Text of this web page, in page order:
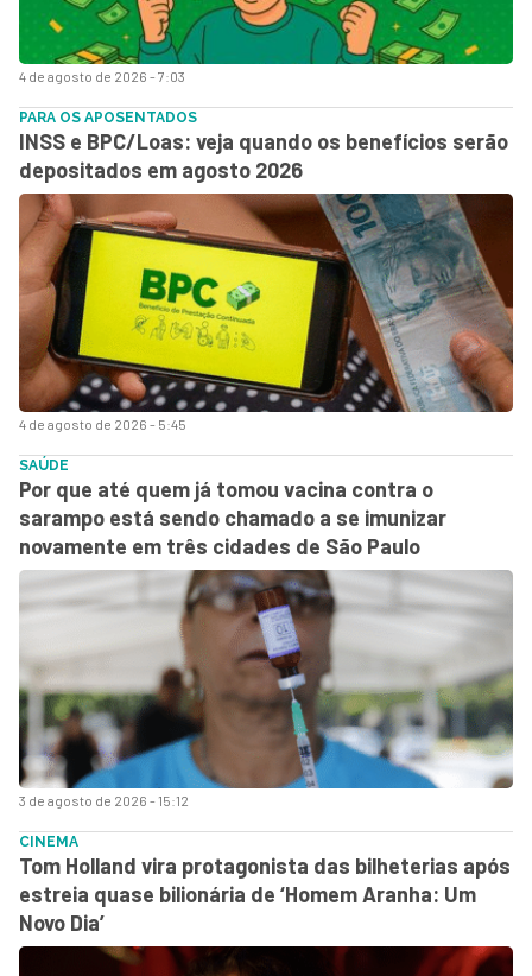
4 de agosto de 2026 - 7:03
4 de agosto de 2026 - 5:45
PARA OS APOSENTADOS
INSS e BPC/Loas: veja quando os benefícios serão
depositados em agosto 2026
3 de agosto de 2026 - 15:12
SAÚDE
Por que até quem já tomou vacina contra o
sarampo está sendo chamado a se imunizar
novamente em três cidades de São Paulo
CINEMA
Tom Holland vira protagonista das bilheterias após
estreia quase bilionária de ‘Homem Aranha: Um
Novo Dia’